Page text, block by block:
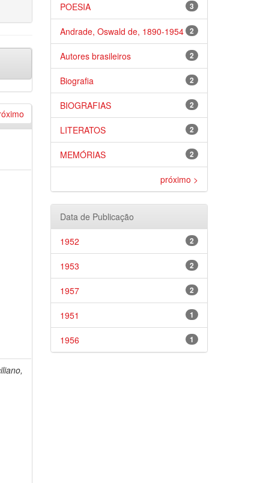
3
POESIA
2
Andrade, Oswald de, 1890-1954
2
Autores brasileiros
2
Biografia
2
BIOGRAFIAS
2
LITERATOS
2
MEMÓRIAS
próximo >
Data de Publicação
2
1952
2
1953
2
1957
1
1951
1
1956